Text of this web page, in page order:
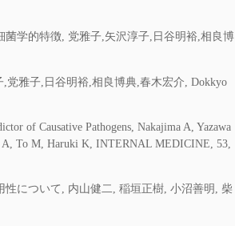
学的特徴, 党雅子,矢沢淳子,日谷明裕,相良博
雅子,日谷明裕,相良博典,春木宏介, Dokkyo
of Causative Pathogens, Nakajima A, Yazawa
To M, Haruki K, INTERNAL MEDICINE, 53,
について, 内山健二, 稲垣正樹, 小沼善明, 柴